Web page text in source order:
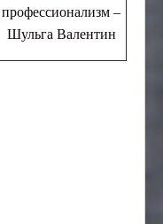
профессионализм –
Шульга Валентин